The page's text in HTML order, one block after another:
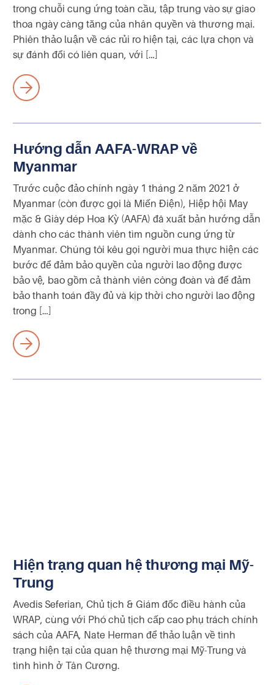
trong chuỗi cung ứng toàn cầu, tập trung vào sự giao
thoa ngày càng tăng của nhân quyền và thương mại.
Phiên thảo luận về các rủi ro hiện tại, các lựa chọn và
sự đánh đổi có liên quan, với […]
Hướng dẫn AAFA-WRAP về
Myanmar
Trước cuộc đảo chính ngày 1 tháng 2 năm 2021 ở
Myanmar (còn được gọi là Miến Điện), Hiệp hội May
mặc & Giày dép Hoa Kỳ (AAFA) đã xuất bản hướng dẫn
dành cho các thành viên tìm nguồn cung ứng từ
Myanmar. Chúng tôi kêu gọi người mua thực hiện các
bước để đảm bảo quyền của người lao động được
bảo vệ, bao gồm cả thành viên công đoàn và để đảm
bảo thanh toán đầy đủ và kịp thời cho người lao động
trong […]
Hiện trạng quan hệ thương mại Mỹ-
Trung
Avedis Seferian, Chủ tịch & Giám đốc điều hành của
WRAP, cùng với Phó chủ tịch cấp cao phụ trách chính
sách của AAFA, Nate Herman để thảo luận về tình
trạng hiện tại của quan hệ thương mại Mỹ-Trung và
tình hình ở Tân Cương.